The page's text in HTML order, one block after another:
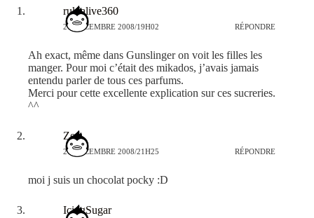
rukialive360
26 DÉCEMBRE 2008/19H02 RÉPONDRE
Ah exact, même dans Gunslinger on voit les filles les
manger. Pour moi c’était des mikados, j’avais jamais
entendu parler de tous ces parfums.
Merci pour cette excellente explication sur ces sucreries.
^^
Zets
26 DÉCEMBRE 2008/21H25 RÉPONDRE
moi j suis un chocolat pocky :D
IcingSugar